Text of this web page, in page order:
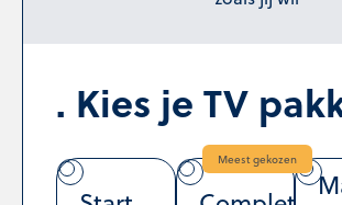
Kies je TV
Meest gekozen